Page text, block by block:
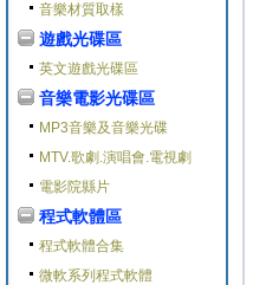
音樂材質取樣
遊戲光碟區
英文遊戲光碟區
音樂電影光碟區
MP3音樂及音樂光碟
MTV.歌劇.演唱會.電視劇
電影院縣片
程式軟體區
程式軟體合集
微軟系列程式軟體